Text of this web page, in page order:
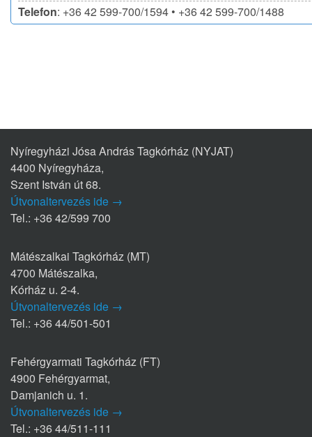
Telefon: +36 42 599-700/1594 • +36 42 599-700/1488
Nyíregyházi Jósa András Tagkórház (NYJAT)
4400 Nyíregyháza,
Szent István út 68.
Útvonaltervezés ide →
Tel.: +36 42/599 700
Mátészalkai Tagkórház (MT)
4700 Mátészalka,
Kórház u. 2-4.
Útvonaltervezés ide →
Tel.: +36 44/501-501
Fehérgyarmati Tagkórház (FT)
4900 Fehérgyarmat,
Damjanich u. 1.
Útvonaltervezés ide →
Tel.: +36 44/511-111